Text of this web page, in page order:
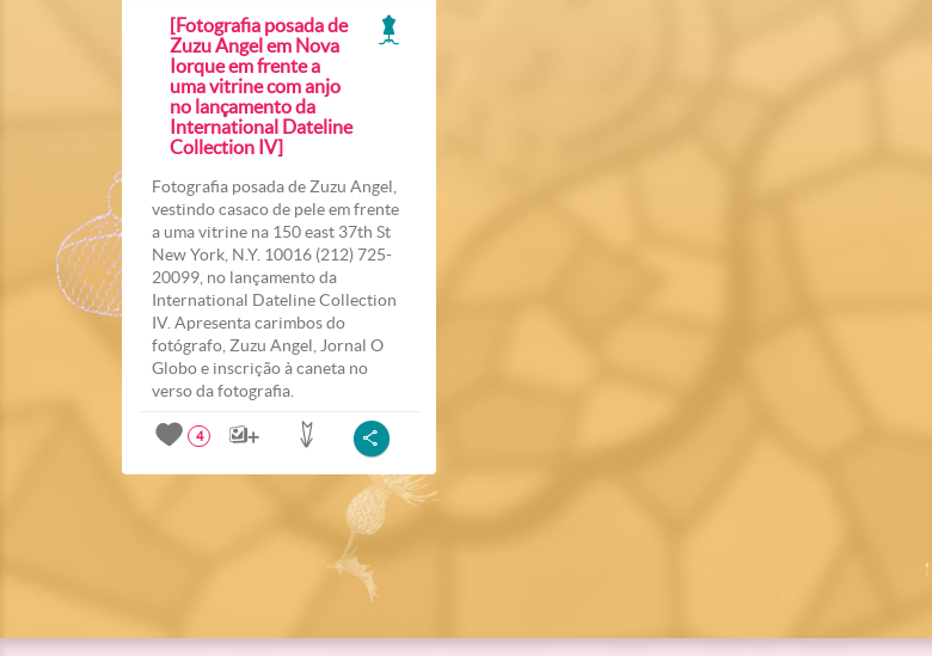
[Fotografia posada de
Zuzu Angel em Nova
Iorque em frente a
uma vitrine com anjo
no lançamento da
International Dateline
Collection IV]
Fotografia posada de Zuzu Angel,
vestindo casaco de pele em frente
a uma vitrine na 150 east 37th St
New York, N.Y. 10016 (212) 725-
20099, no lançamento da
International Dateline Collection
IV. Apresenta carimbos do
fotógrafo, Zuzu Angel, Jornal O
Globo e inscrição à caneta no
verso da fotografia.
4